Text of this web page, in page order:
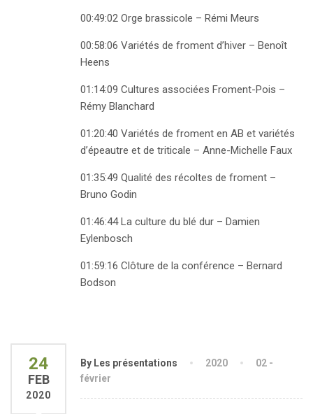
00:49:02 Orge brassicole – Rémi Meurs
00:58:06 Variétés de froment d’hiver – Benoît
Heens
01:14:09 Cultures associées Froment-Pois –
Rémy Blanchard
01:20:40 Variétés de froment en AB et variétés
d’épeautre et de triticale – Anne-Michelle Faux
01:35:49 Qualité des récoltes de froment –
Bruno Godin
01:46:44 La culture du blé dur – Damien
Eylenbosch
01:59:16 Clôture de la conférence – Bernard
Bodson
24
FEB
2020
By Les présentations 2020
02 -
février